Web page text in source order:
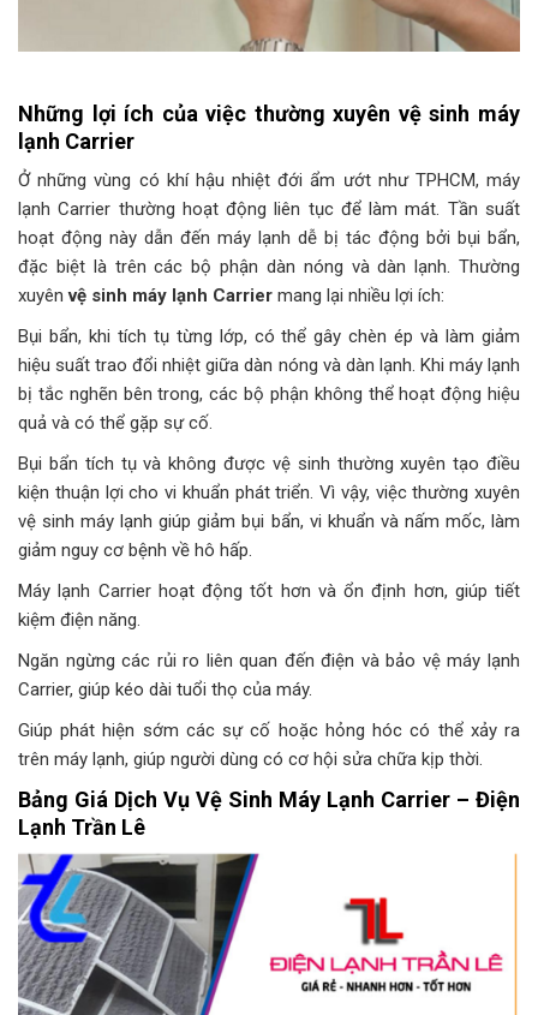
Những lợi ích của việc thường xuyên vệ sinh máy
lạnh Carrier
Ở những vùng có khí hậu nhiệt đới ẩm ướt như TPHCM, máy
lạnh Carrier thường hoạt động liên tục để làm mát. Tần suất
hoạt động này dẫn đến máy lạnh dễ bị tác động bởi bụi bẩn,
đặc biệt là trên các bộ phận dàn nóng và dàn lạnh. Thường
xuyênvệ sinh máy lạnh Carrier mang lại nhiều lợi ích:
Bụi bẩn, khi tích tụ từng lớp, có thể gây chèn ép và làm giảm
hiệu suất trao đổi nhiệt giữa dàn nóng và dàn lạnh. Khi máy lạnh
bị tắc nghẽn bên trong, các bộ phận không thể hoạt động hiệu
quả và có thể gặp sự cố.
Bụi bẩn tích tụ và không được vệ sinh thường xuyên tạo điều
kiện thuận lợi cho vi khuẩn phát triển. Vì vậy, việc thường xuyên
vệ sinh máy lạnh giúp giảm bụi bẩn, vi khuẩn và nấm mốc, làm
giảm nguy cơ bệnh về hô hấp.
Máy lạnh Carrier hoạt động tốt hơn và ổn định hơn, giúp tiết
kiệm điện năng.
Ngăn ngừng các rủi ro liên quan đến điện và bảo vệ máy lạnh
Carrier, giúp kéo dài tuổi thọ của máy.
Giúp phát hiện sớm các sự cố hoặc hỏng hóc có thể xảy ra
trên máy lạnh, giúp người dùng có cơ hội sửa chữa kịp thời.
Bảng Giá Dịch Vụ Vệ Sinh Máy Lạnh Carrier – Điện
Lạnh Trần Lê